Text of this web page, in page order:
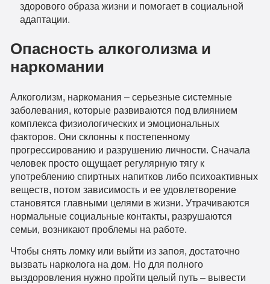
здорового образа жизни и помогает в социальной
адаптации.
Опасность алкоголизма и
наркомании
Алкоголизм, наркомания – серьезные системные
заболевания, которые развиваются под влиянием
комплекса физиологических и эмоциональных
факторов. Они склонны к постепенному
прогрессированию и разрушению личности. Сначала
человек просто ощущает регулярную тягу к
употреблению спиртных напитков либо психоактивных
веществ, потом зависимость и ее удовлетворение
становятся главными целями в жизни. Утрачиваются
нормальные социальные контакты, разрушаются
семьи, возникают проблемы на работе.
Чтобы снять ломку или выйти из запоя, достаточно
вызвать нарколога на дом. Но для полного
выздоровления нужно пройти целый путь – вывести